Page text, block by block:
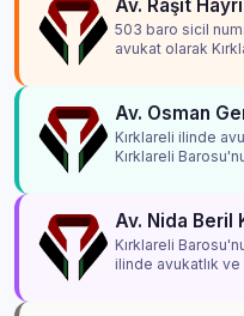
Av. Raşit
503 baro sicil
avukat olarak
Av. Osman
Kırklareli ilinde
Kırklareli
Av. Nida Beril
Kırklareli
ilinde avukatlık ve